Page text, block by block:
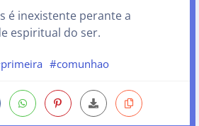
é inexistente perante a
espiritual do ser.
#comunhao